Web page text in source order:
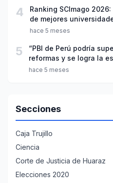
4
Ranking SCImago
de mejores
hace 5 meses
5
“PBI de Perú podría
reformas y se logra la
hace 5 meses
Secciones
Caja Trujillo
Ciencia
Corte de Justicia de Huaraz
Elecciones 2020